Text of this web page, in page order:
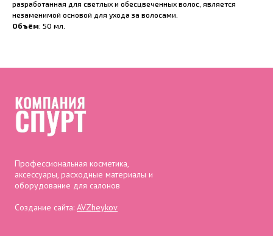
разработанная для светлых и обесцвеченных волос, является
незаменимой основой для ухода за волосами.
Объём: 50 мл.
Профессиональная косметика,
аксессуары, расходные материалы и
оборудование для салонов
Создание сайта: AVZheykov